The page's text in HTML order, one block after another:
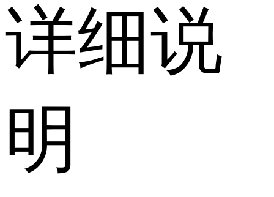
详细说
明